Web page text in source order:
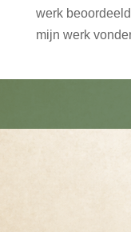
werk
mijn werk